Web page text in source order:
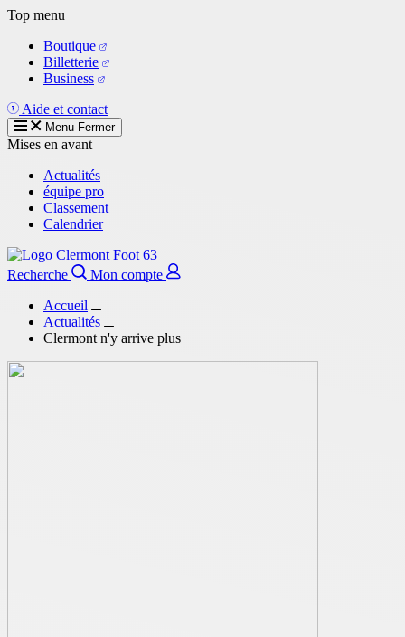
Aller
contenu
principal
Top menu
Boutique
Billetterie
Business
Aide et contact
Menu Fermer
Mises en avant
Actualités
équipe pro
Classement
Calendrier
Recherche
Mon compte
Accueil
Actualités
Clermont n'y arrive plus